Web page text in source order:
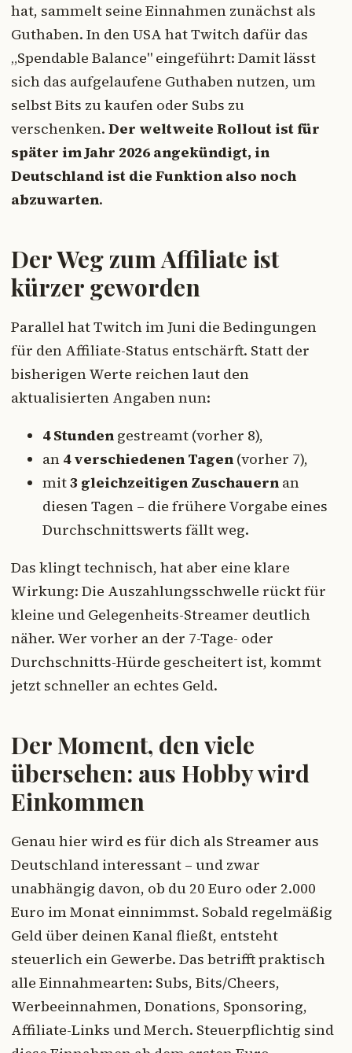
hat, sammelt seine Einnahmen zunächst als
Guthaben. In den USA hat Twitch dafür das
„Spendable Balance" eingeführt: Damit lässt
sich das aufgelaufene Guthaben nutzen, um
selbst Bits zu kaufen oder Subs zu
verschenken. Der weltweite Rollout ist für
später im Jahr 2026 angekündigt, in
Deutschland ist die Funktion also noch
abzuwarten.
Der Weg zum Affiliate ist
kürzer geworden
Parallel hat Twitch im Juni die Bedingungen
für den Affiliate-Status entschärft. Statt der
bisherigen Werte reichen laut den
aktualisierten Angaben nun:
4 Stunden gestreamt (vorher 8),
an 4 verschiedenen Tagen (vorher 7),
mit3 gleichzeitigen Zuschauern an
diesen Tagen – die frühere Vorgabe eines
Durchschnittswerts fällt weg.
Das klingt technisch, hat aber eine klare
Wirkung: Die Auszahlungsschwelle rückt für
kleine und Gelegenheits-Streamer deutlich
näher. Wer vorher an der 7-Tage- oder
Durchschnitts-Hürde gescheitert ist, kommt
jetzt schneller an echtes Geld.
Der Moment, den viele
übersehen: aus Hobby wird
Einkommen
Genau hier wird es für dich als Streamer aus
Deutschland interessant – und zwar
unabhängig davon, ob du 20 Euro oder 2.000
Euro im Monat einnimmst. Sobald regelmäßig
Geld über deinen Kanal fließt, entsteht
steuerlich ein Gewerbe. Das betrifft praktisch
alle Einnahmearten: Subs, Bits/Cheers,
Werbeeinnahmen, Donations, Sponsoring,
Affiliate-Links und Merch. Steuerpflichtig sind